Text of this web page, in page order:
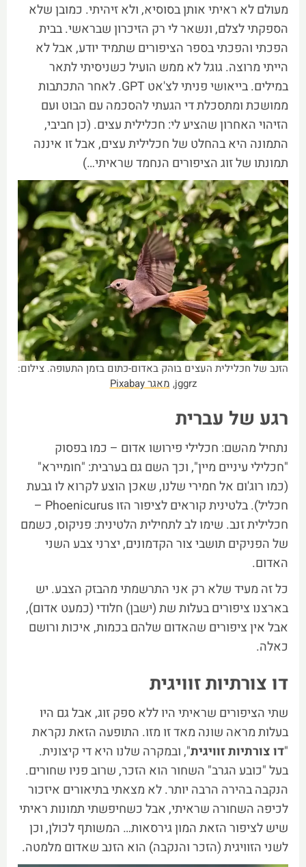
מעולם לא ראיתי אותן בסוסיא, ולא זיהיתי. כמובן שלא
הספקתי לצלם, ונשאר לי רק הזיכרון שבראשי. בבית
הפכתי והפכתי בספר הציפורים שתמיד יודע, אבל לא
הייתי מרוצה. גוגל לא ממש הועיל כשניסיתי לתאר
במילים. בייאושי פניתי לצ'אט GPT. לאחר התכתבות
ממושכת ומתסכלת די הגעתי להסכמה עם הבוט ועם
הזיהוי האחרון שהציע לי: חכלילית עצים. (כן חביבי,
התמונה היא בהחלט של חכלילית עצים, אבל זו איננה
תמונתו של זוג הציפורים הנחמד שראיתי…)
הזנב של חכלילית העצים בוהק באדום-כתום בזמן התעופה. צילום:
jggrz, מאגר Pixabay
רגע של עברית
נתחיל מהשם: חכלילי פירושו אדום – כמו בפסוק
"חכלילי עיניים מיין", וכך השם גם בערבית: "חומיירא"
(כמו רוג'ום אל חמירי שלנו, שאכן הוצע לקרוא לו גבעת
חכליל). בלטינית קוראים לציפור הזו Phoenicurus –
חכלילית זנב. שימו לב לתחילית הלטינית: פניקוס, כשמם
של הפניקים תושבי צור הקדמונים, יצרני צבע השני
האדום.
כל זה מעיד שלא רק אני התרשמתי מהבזק הצבע. יש
בארצנו ציפורים בעלות שת (ישבן) חלודי (כמעט אדום),
אבל אין ציפורים שהאדום שלהם בכמות, איכות ורושם
כאלה.
דו צורתיות זוויגית
שתי הציפורים שראיתי היו ללא ספק זוג, אבל גם היו
בעלות מראה שונה מאד זו מזו. התופעה הזאת נקראת
"דו צורתיות זוויגית", ובמקרה שלנו היא די קיצונית.
בעל "כובע הגרב" השחור הוא הזכר, שרוב פניו שחורים.
הנקבה בהירה הרבה יותר. לא מצאתי בתיאורים איזכור
לכיפה השחורה שראיתי, אבל כשחיפשתי תמונות ראיתי
שיש לציפור הזאת המון גירסאות… המשותף לכולן, וכן
לשני הזוויגית (הזכר והנקבה) הוא הזנב שאדום מלמטה.